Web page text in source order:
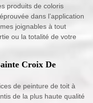
produits de coloris
dans l’application
joignables à tout
ou la totalité de votre
Croix De
de peinture de toit à
de la plus haute qualité